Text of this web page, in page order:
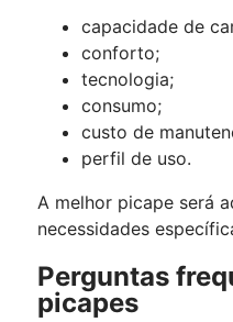
capacidade de
conforto;
tecnologia;
consumo;
custo de
perfil de uso.
A melhor picape será
necessidades
Perguntas
picapes